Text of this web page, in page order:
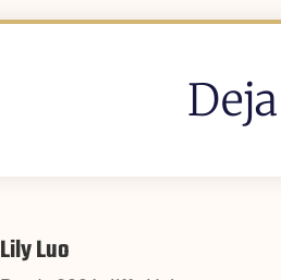
Lily Luo